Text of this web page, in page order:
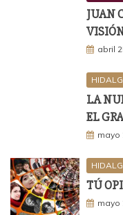
JUAN
abril
LA
EL
mayo
TÚ
mayo